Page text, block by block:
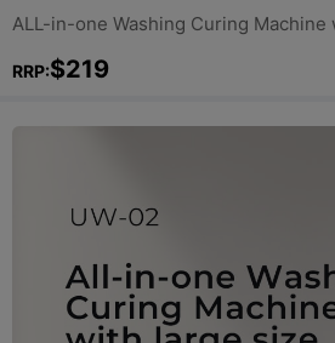
ALL-in-one Washing Curing Machine
RRP:$219